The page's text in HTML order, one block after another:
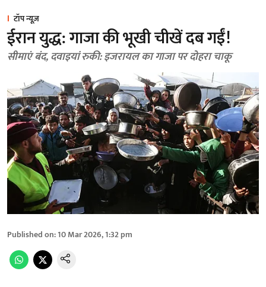
टॉप न्यूज़
ईरान युद्ध: गाजा की भूखी चीखें दब गईं!
सीमाएं बंद, दवाइयां रुकी: इजरायल का गाजा पर दोहरा चाकू
Published on:10 Mar 2026, 1:32 pm